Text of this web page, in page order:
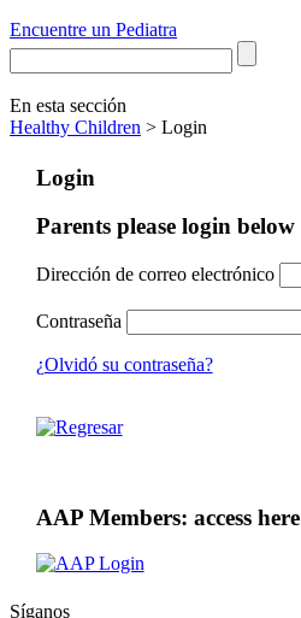
Encuentre un Pediatra
En esta sección
Healthy Children > Login
Login
Parents please login below
Dirección de correo electrónico
Contraseña
¿Olvidó su contraseña?
AAP Members: access here
Síganos